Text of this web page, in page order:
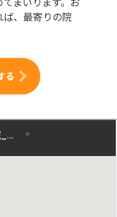
、最寄りの院
る